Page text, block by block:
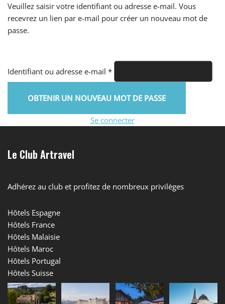
Veuillez saisir votre identifiant ou adresse e-mail. Vous
recevrez un lien par e-mail pour créer un nouveau mot de
passe.
Identifiant ou adresse e-mail *
Se connecter
Le Club Artravel
Adhérez au club et profitez de nombreux privilèges
Hôtels Espagne
Hôtels France
Hôtels Malaisie
Hôtels Maroc
Hôtels Portugal
Hôtels Suisse